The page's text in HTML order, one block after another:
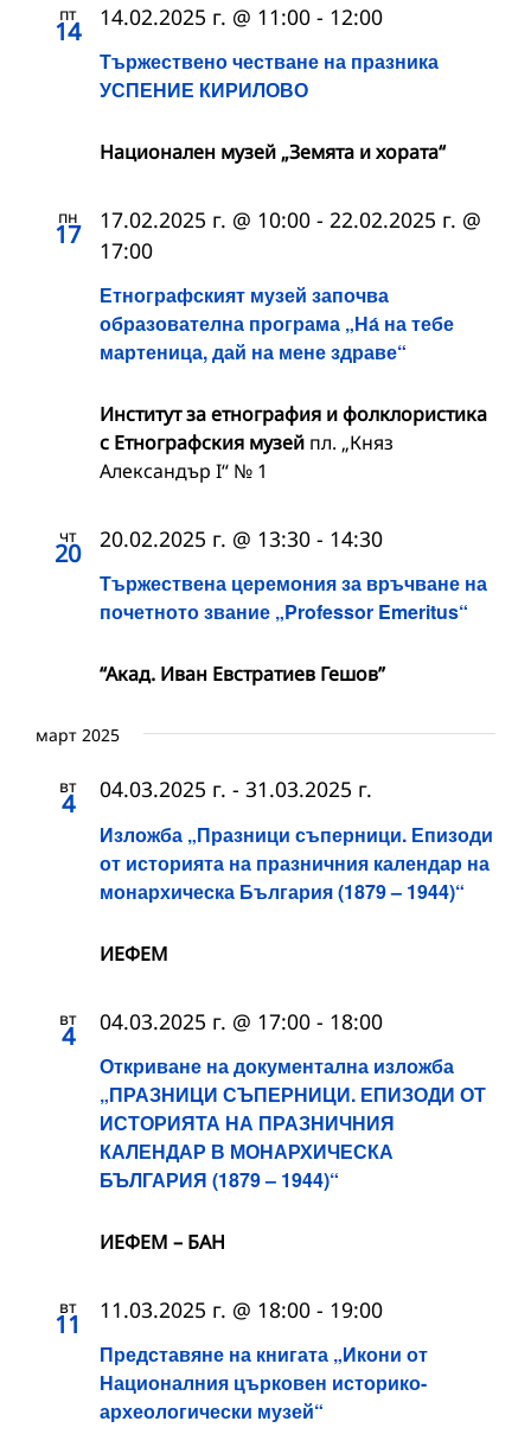
пт
14
Тържествено честване на празника
УСПЕНИЕ КИРИЛОВО
14.02.2025 г. @ 11:00 - 12:00
Национален музей „Земята и хората“
пн
17
Етнографският музей започва
образователна програма „На́ на тебе
мартеница, дай на мене здраве“
17.02.2025 г. @ 10:00 - 22.02.2025 г. @
17:00
Институт за етнография и фолклористика
с Етнографския музей пл. „Княз
Александър I“ № 1
чт
20
Тържествена церемония за връчване на
почетното звание „Professor Emeritus“
20.02.2025 г. @ 13:30 - 14:30
“Акад. Иван Евстратиев Гешов”
март 2025
вт
4
Изложба „Празници съперници. Епизоди
от историята на празничния календар на
монархическа България (1879 – 1944)“
04.03.2025 г. - 31.03.2025 г.
ИЕФЕМ
вт
4
Откриване на документална изложба
„ПРАЗНИЦИ СЪПЕРНИЦИ. ЕПИЗОДИ ОТ
ИСТОРИЯТА НА ПРАЗНИЧНИЯ
КАЛЕНДАР В МОНАРХИЧЕСКА
БЪЛГАРИЯ (1879 – 1944)“
04.03.2025 г. @ 17:00 - 18:00
ИЕФЕМ – БАН
вт
11
Представяне на книгата „Икони от
Националния църковен историко-
археологически музей“
11.03.2025 г. @ 18:00 - 19:00